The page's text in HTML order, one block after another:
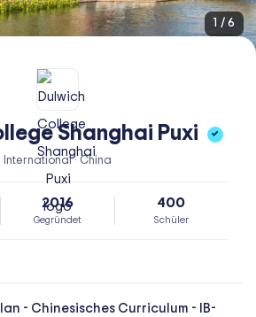
1 / 6
Shanghai Puxi ✓
International · China
2016
Gegründet
400
Schüler
- Chinesisches Curriculum -
IB-